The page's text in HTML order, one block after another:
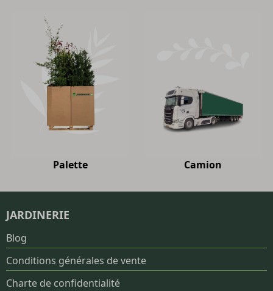
Palette Camion
JARDINERIE
Blog
Conditions générales de vente
Charte de confidentialité